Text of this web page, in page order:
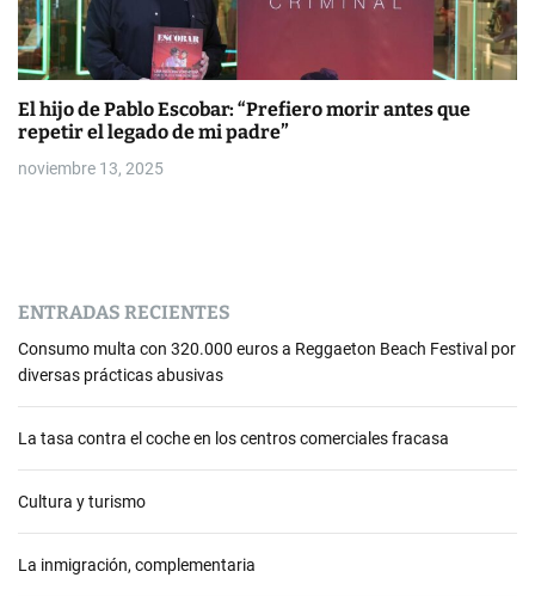
El hijo de Pablo Escobar: “Prefiero morir antes que
repetir el legado de mi padre”
noviembre 13, 2025
ENTRADAS RECIENTES
Consumo multa con 320.000 euros a Reggaeton Beach Festival por
diversas prácticas abusivas
La tasa contra el coche en los centros comerciales fracasa
Cultura y turismo
La inmigración, complementaria